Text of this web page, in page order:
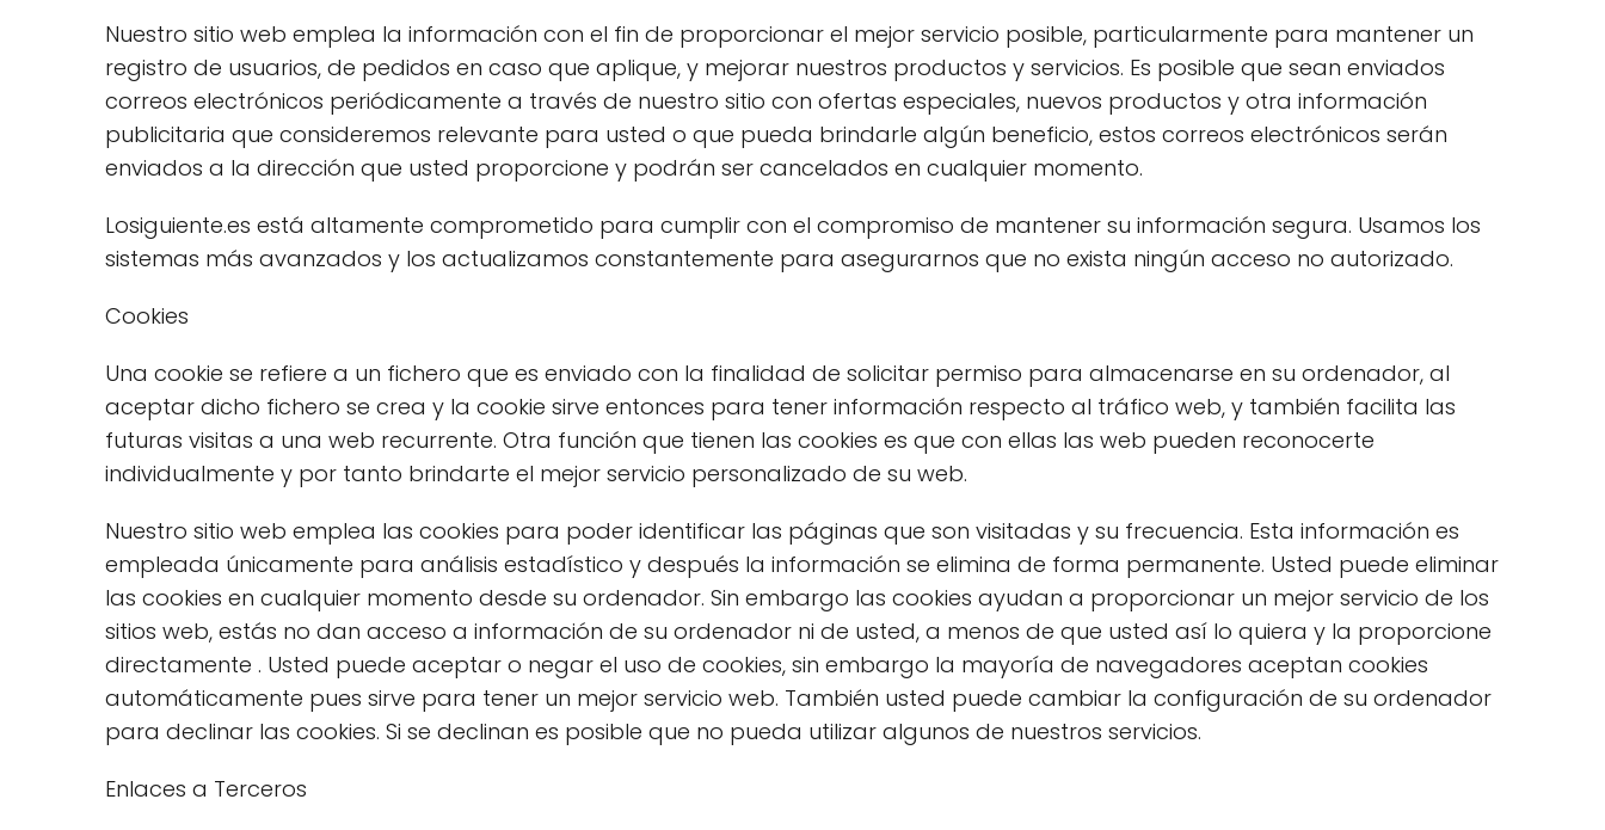
Nuestro sitio web emplea la información con el fin de proporcionar el mejor servicio posible, particularmente para mantener un
registro de usuarios, de pedidos en caso que aplique, y mejorar nuestros productos y servicios. Es posible que sean enviados
correos electrónicos periódicamente a través de nuestro sitio con ofertas especiales, nuevos productos y otra información
publicitaria que consideremos relevante para usted o que pueda brindarle algún beneficio, estos correos electrónicos serán
enviados a la dirección que usted proporcione y podrán ser cancelados en cualquier momento.
Losiguiente.es está altamente comprometido para cumplir con el compromiso de mantener su información segura. Usamos los
sistemas más avanzados y los actualizamos constantemente para asegurarnos que no exista ningún acceso no autorizado.
Cookies
Una cookie se refiere a un fichero que es enviado con la finalidad de solicitar permiso para almacenarse en su ordenador, al
aceptar dicho fichero se crea y la cookie sirve entonces para tener información respecto al tráfico web, y también facilita las
futuras visitas a una web recurrente. Otra función que tienen las cookies es que con ellas las web pueden reconocerte
individualmente y por tanto brindarte el mejor servicio personalizado de su web.
Nuestro sitio web emplea las cookies para poder identificar las páginas que son visitadas y su frecuencia. Esta información es
empleada únicamente para análisis estadístico y después la información se elimina de forma permanente. Usted puede eliminar
las cookies en cualquier momento desde su ordenador. Sin embargo las cookies ayudan a proporcionar un mejor servicio de los
sitios web, estás no dan acceso a información de su ordenador ni de usted, a menos de que usted así lo quiera y la proporcione
directamente . Usted puede aceptar o negar el uso de cookies, sin embargo la mayoría de navegadores aceptan cookies
automáticamente pues sirve para tener un mejor servicio web. También usted puede cambiar la configuración de su ordenador
para declinar las cookies. Si se declinan es posible que no pueda utilizar algunos de nuestros servicios.
Enlaces a Terceros